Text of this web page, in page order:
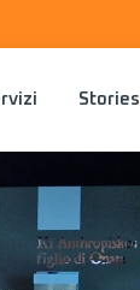
Stories